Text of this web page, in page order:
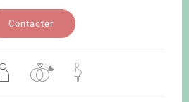
Contacter